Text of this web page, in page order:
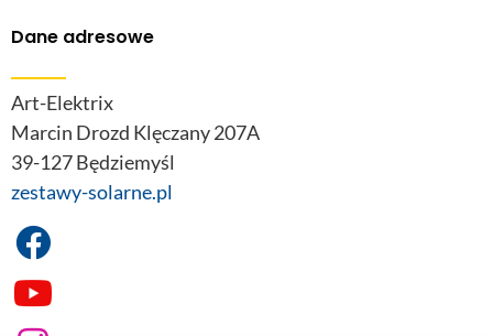
Dane adresowe
Art-Elektrix
Marcin Drozd Klęczany 207A
39-127 Będziemyśl
zestawy-solarne.pl